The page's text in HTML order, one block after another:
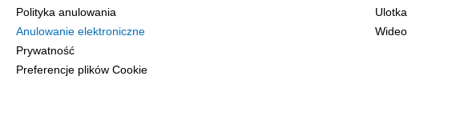
Polityka anulowania
Anulowanie elektroniczne
Prywatność
Preferencje plików Cookie
Ulotka
Wideo